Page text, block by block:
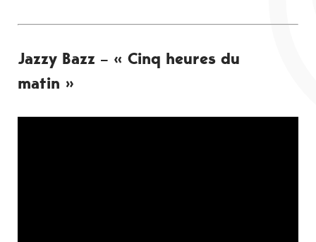
Jazzy Bazz – « Cinq heures du
matin »